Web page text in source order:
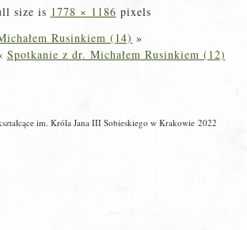
size is 1778 × 1186 pixels
Rusinkiem (14) »
Spotkanie z dr. Michałem Rusinkiem (12)
im. Króla Jana III Sobieskiego w Krakowie 2022